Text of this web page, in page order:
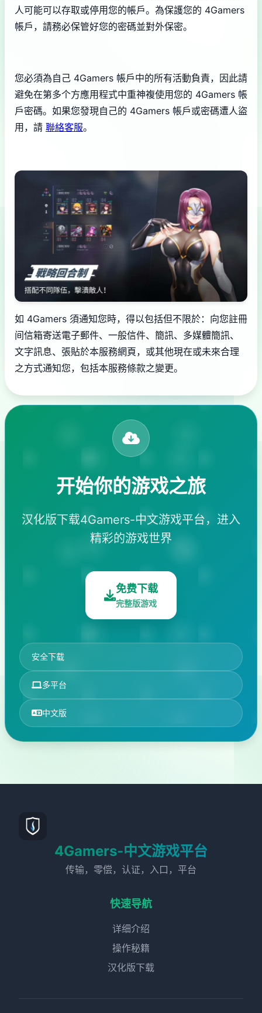
人可能可以存取或停用您的帳戶。為保護您的 4Gamers
帳戶，請務必保管好您的密碼並對外保密。
您必須為自己 4Gamers 帳戶中的所有活動負責，因此請
避免在第多个方應用程式中重神複使用您的 4Gamers 帳
戶密碼。如果您發現自己的 4Gamers 帳戶或密碼遭人盜
用，請 聯絡客服。
如 4Gamers 須通知您時，得以包括但不限於：向您註冊
间信箱寄送電子郵件、一般信件、簡訊、多媒體簡訊、
文字訊息、張貼於本服務網頁，或其他現在或未來合理
之方式通知您，包括本服務條款之變更。
开始你的游戏之旅
汉化版下载4Gamers-中文游戏平台，进入
精彩的游戏世界
免费下载
完整版游戏
安全下载
多平台
中文版
4Gamers-中文游戏平台
传输，零偿，认证，入口，平台
快速导航
详细介绍
操作秘籍
汉化版下载